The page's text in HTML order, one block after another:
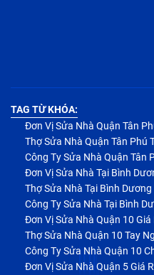
TAG TỪ KHÓA:
Đơn Vị Sửa Nhà Quận Tân
Thợ Sửa Nhà Quận Tân Phú
Công Ty Sửa Nhà Quận Tân
Đơn Vị Sửa Nhà Tại Bình
Thợ Sửa Nhà Tại Bình Dương
Công Ty Sửa Nhà Tại Bình
Đơn Vị Sửa Nhà Quận 10 Giá
Thợ Sửa Nhà Quận 10 Tay
Công Ty Sửa Nhà Quận 10
Đơn Vị Sửa Nhà Quận 5 Giá